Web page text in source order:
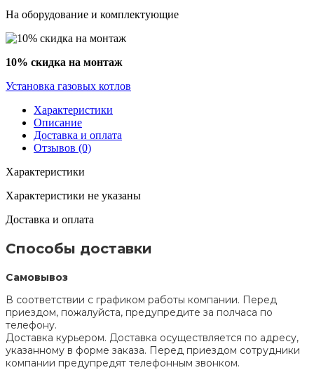
На оборудование и комплектующие
10% скидка на монтаж
Установка газовых котлов
Характеристики
Описание
Доставка и оплата
Отзывов (0)
Характеристики
Характеристики не указаны
Доставка и оплата
Способы доставки
Самовывоз
В соответствии с графиком работы компании. Перед
приездом, пожалуйста, предупредите за полчаса по
телефону.
Доставка курьером. Доставка осуществляется по адресу,
указанному в форме заказа. Перед приездом сотрудники
компании предупредят телефонным звонком.